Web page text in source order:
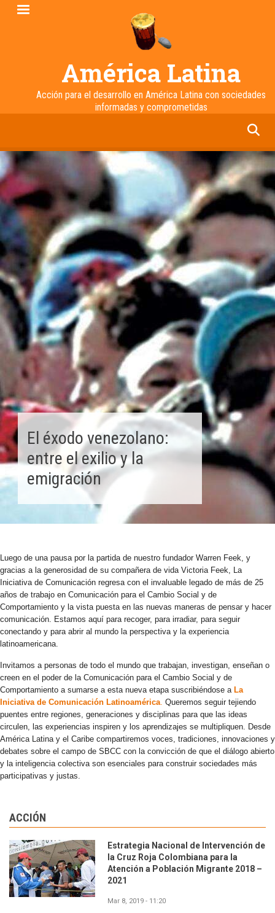
Pasar
América Latina
Acción para el desarrollo en América Latina con sociedades
informadas y comprometidas
El éxodo venezolano:
entre el exilio y la
emigración
Luego de una pausa por la partida de nuestro fundador Warren Feek, y
gracias a la generosidad de su compañera de vida Victoria Feek, La
Iniciativa de Comunicación regresa con el invaluable legado de más de 25
años de trabajo en Comunicación para el Cambio Social y de
Comportamiento y la vista puesta en las nuevas maneras de pensar y hacer
comunicación. Estamos aquí para recoger, para irradiar, para seguir
conectando y para abrir al mundo la perspectiva y la experiencia
latinoamericana.
Invitamos a personas de todo el mundo que trabajan, investigan, enseñan o
creen en el poder de la Comunicación para el Cambio Social y de
Comportamiento a sumarse a esta nueva etapa suscribiéndose a La
Iniciativa de Comunicación Latinoamérica. Queremos seguir tejiendo
puentes entre regiones, generaciones y disciplinas para que las ideas
circulen, las experiencias inspiren y los aprendizajes se multipliquen. Desde
América Latina y el Caribe compartiremos voces, tradiciones, innovaciones y
debates sobre el campo de SBCC con la convicción de que el diálogo abierto
y la inteligencia colectiva son esenciales para construir sociedades más
participativas y justas.
ACCIÓN
Estrategia Nacional de Intervención de
la Cruz Roja Colombiana para la
Atención a Población Migrante 2018 –
2021
Mar 8, 2019 - 11:20